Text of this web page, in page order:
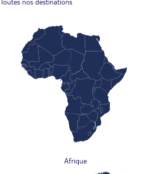
Toutes nos destinations
Afrique